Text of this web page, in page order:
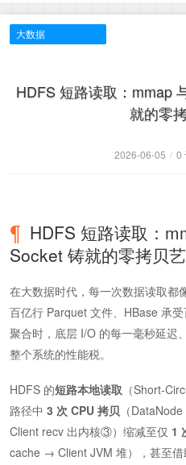
大数据
HDFS 短路读取：mmap
就的零
2026-06-05 / 0
HDFS 短路读取：
Socket 铸就的零拷贝
在大数据时代，每一次数据读取都
百亿行 Parquet 文件、HBase 承
聚合时，底层 I/O 的每一毫秒延迟
整个系统的性能税。
HDFS 的短路本地读取 （Short-
路径中 3 次 CPU 拷贝 （
Client recv 出内核③）缩减至仅 1
cache → Client JVM 堆），甚至